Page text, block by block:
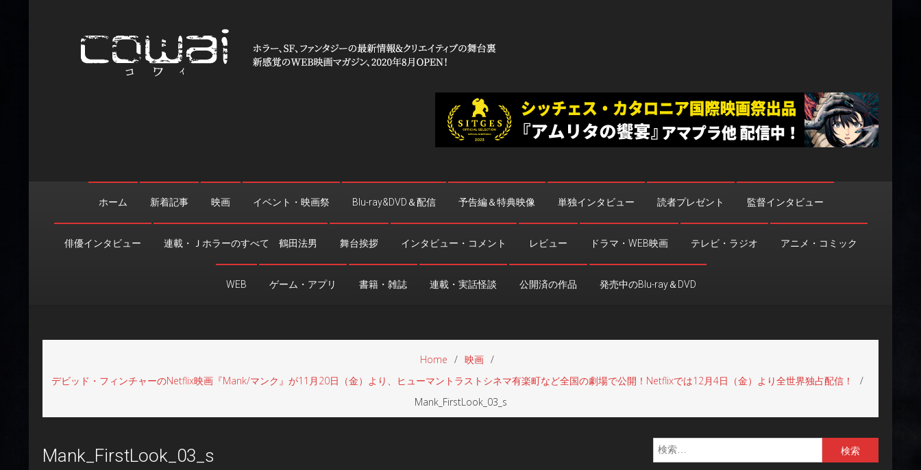
ホーム 新着記事 映画 イベント・映画祭 Blu-ray&DVD＆配信 予告編＆特典映像 単独インタビュー 読者プレゼント 監督インタビュー
俳優インタビュー 連載・Ｊホラーのすべて 鶴田法男 舞台挨拶 インタビュー・コメント レビュー ドラマ・WEB映画 テレビ・ラジオ アニメ・コミック
WEB ゲーム・アプリ 書籍・雑誌 連載・実話怪談 公開済の作品 発売中のBlu-ray＆DVD
Home
映画
デビッド・フィンチャーのNetflix映画『Mank/マンク』が11月20日（金）より、ヒューマントラストシネマ有楽町など全国の劇場で公開！Netflixでは12月4日（金）より全世界独占配信！
Mank_FirstLook_03_s
Mank_FirstLook_03_s
索: